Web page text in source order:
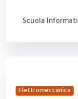
Scuola Informati
Elettromeccanica